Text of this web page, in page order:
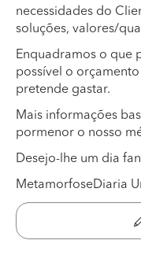
necessidades do
soluções, valores/
Enquadramos o que
possível o
pretende gastar.
Mais informações
pormenor o nosso
Desejo-lhe um dia
MetamorfoseDiaria